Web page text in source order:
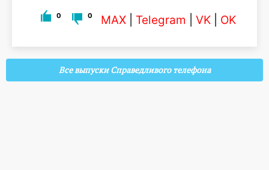
0 0 MAX Telegram VK OK
Все выпуски Справедливого телефона